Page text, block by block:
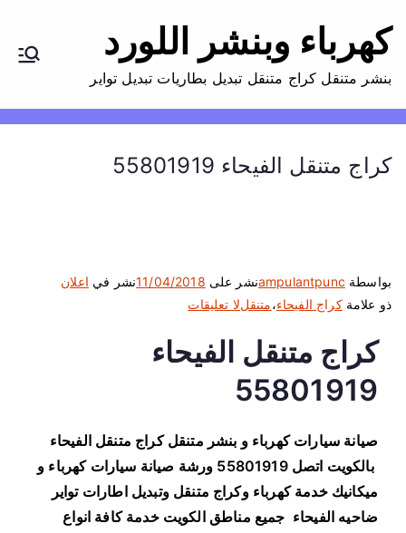
إ
كهرباء وبنشر اللورد
بنشر متنقل كراج متنقل تبديل بطاريات تبديل تواير
كراج متنقل الفيحاء 55801919
بواسطة ampulantpuncنشر على 11/04/2018نشر في اعلان
ذو علامةكراج الفيحاء،متنقللا تعليقات
ع
ى
ج
م
ت
ق
كراج متنقل الفيحاء
55801919
صيانة سيارات كهرباء و بنشر متنقل كراج متنقل الفيحاء
بالكويت اتصل 55801919 ورشة صيانة سيارات كهرباء و
ميكانيك خدمة كهرباء وكراج متنقل وتبديل اطارات تواير
ضاحيه الفيحاء جميع مناطق الكويت خدمة كافة انواع